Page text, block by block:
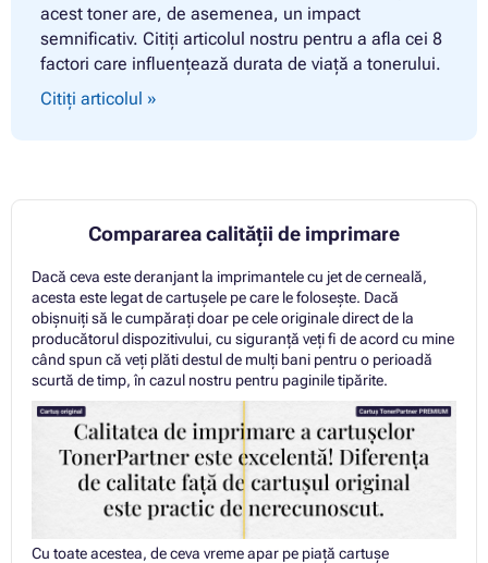
acest toner are, de asemenea, un impact
semnificativ. Citiți articolul nostru pentru a afla cei 8
factori care influențează durata de viață a tonerului.
Citiți articolul »
Compararea calității de imprimare
Dacă ceva este deranjant la imprimantele cu jet de cerneală,
acesta este legat de cartușele pe care le folosește. Dacă
obișnuiți să le cumpărați doar pe cele originale direct de la
producătorul dispozitivului, cu siguranță veți fi de acord cu mine
când spun că veți plăti destul de mulți bani pentru o perioadă
scurtă de timp, în cazul nostru pentru paginile tipărite.
Cu toate acestea, de ceva vreme apar pe piață cartușe